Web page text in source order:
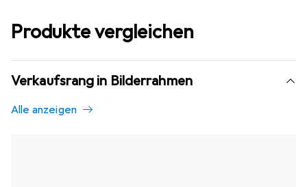
Produkte vergleichen
Verkaufsrang in Bilderrahmen
Alle anzeigen